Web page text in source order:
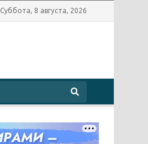
Суббота, 8 августа, 2026